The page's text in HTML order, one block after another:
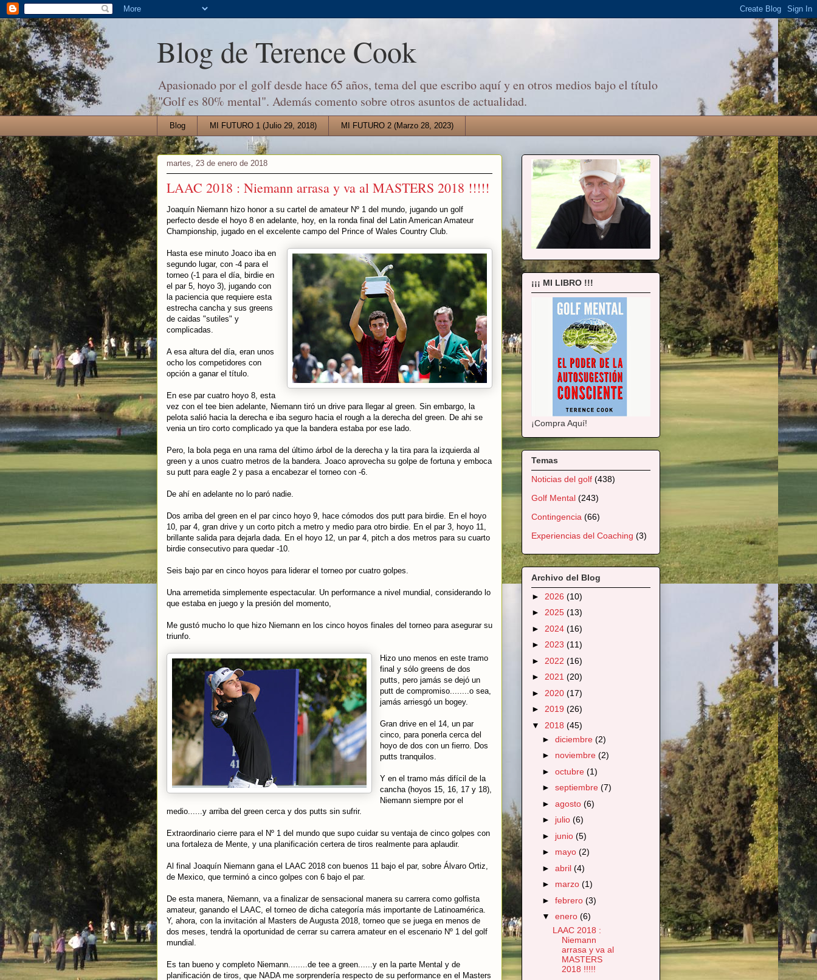
Blog de Terence Cook
Apasionado por el golf desde hace 65 años, tema del que escribo aquí y en otros medios bajo el título
"Golf es 80% mental". Además comento sobre otros asuntos de actualidad.
Blog MI FUTURO 1 (Julio 29, 2018) MI FUTURO 2 (Marzo 28, 2023)
martes, 23 de enero de 2018
LAAC 2018 : Niemann arrasa y va al MASTERS 2018 !!!!!
Joaquín Niemann hizo honor a su cartel de amateur Nº 1 del mundo, jugando un golf
perfecto desde el hoyo 8 en adelante, hoy, en la ronda final del Latin American Amateur
Championship, jugado en el excelente campo del Prince of Wales Country Club.
Hasta ese minuto Joaco iba en
segundo lugar, con -4 para el
torneo (-1 para el día, birdie en
el par 5, hoyo 3), jugando con
la paciencia que requiere esta
estrecha cancha y sus greens
de caidas "sutiles" y
complicadas.
A esa altura del día, eran unos
ocho los competidores con
opción a ganar el título.
En ese par cuatro hoyo 8, esta
vez con el tee bien adelante, Niemann tiró un drive para llegar al green. Sin embargo, la
pelota salió hacia la derecha e iba seguro hacia el rough a la derecha del green. De ahi se
venia un tiro corto complicado ya que la bandera estaba por ese lado.
Pero, la bola pega en una rama del último árbol de la derecha y la tira para la izquierda al
green y a unos cuatro metros de la bandera. Joaco aprovecha su golpe de fortuna y emboca
su putt para eagle 2 y pasa a encabezar el torneo con -6.
De ahí en adelante no lo paró nadie.
Dos arriba del green en el par cinco hoyo 9, hace cómodos dos putt para birdie. En el hoyo
10, par 4, gran drive y un corto pitch a metro y medio para otro birdie. En el par 3, hoyo 11,
brillante salida para dejarla dada. En el hoyo 12, un par 4, pitch a dos metros para su cuarto
birdie consecutivo para quedar -10.
Seis bajo par en cinco hoyos para liderar el torneo por cuatro golpes.
Una arremetida simplemente espectacular. Un performance a nivel mundial, considerando lo
que estaba en juego y la presión del momento,
Me gustó mucho lo que hizo Niemann en los cinco hoyos finales del torneo para asegurar su
triunfo.
Hizo uno menos en este tramo
final y sólo greens de dos
putts, pero jamás se dejó un
putt de compromiso........o sea,
jamás arriesgó un bogey.
Gran drive en el 14, un par
cinco, para ponerla cerca del
hoyo de dos con un fierro. Dos
putts tranquilos.
Y en el tramo más difícil de la
cancha (hoyos 15, 16, 17 y 18),
Niemann siempre por el
medio......y arriba del green cerca y dos putts sin sufrir.
Extraordinario cierre para el Nº 1 del mundo que supo cuidar su ventaja de cinco golpes con
una fortaleza de Mente, y una planificación certera de tiros realmente para aplaudir.
Al final Joaquín Niemann gana el LAAC 2018 con buenos 11 bajo el par, sobre Álvaro Ortiz,
de Mexico, que terminó a cinco golpes con 6 bajo el par.
De esta manera, Niemann, va a finalizar de sensacional manera su carrera como golfista
amateur, ganando el LAAC, el torneo de dicha categoría más importante de Latinoamérica.
Y, ahora, con la invitación al Masters de Augusta 2018, torneo que se juega en menos de
dos meses, tendrá la oportunidad de cerrar su carrera amateur en el escenario Nº 1 del golf
mundial.
Es tan bueno y completo Niemann........de tee a green......y en la parte Mental y de
planificación de tiros, que NADA me sorprendería respecto de su performance en el Masters
¡¡¡ MI LIBRO !!!
¡Compra Aquí!
Temas
Noticias del golf (438)
Golf Mental (243)
Contingencia (66)
Experiencias del Coaching (3)
Archivo del Blog
► 2026 (10)
► 2025 (13)
► 2024 (16)
► 2023 (11)
► 2022 (16)
► 2021 (20)
► 2020 (17)
► 2019 (26)
▼ 2018 (45)
► diciembre (2)
► noviembre (2)
► octubre (1)
► septiembre (7)
► agosto (6)
► julio (6)
► junio (5)
► mayo (2)
► abril (4)
► marzo (1)
► febrero (3)
▼ enero (6)
LAAC 2018 :
Niemann
arrasa y va al
MASTERS
2018 !!!!!